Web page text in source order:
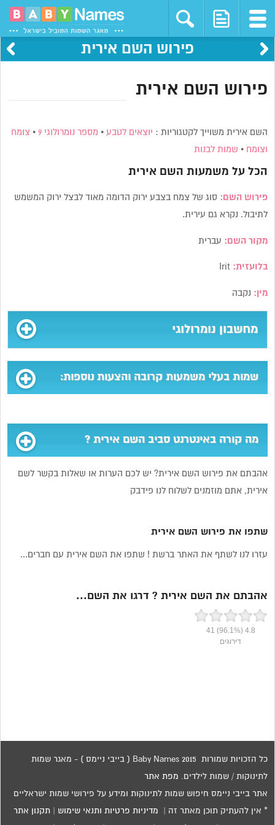
פירוש השם אירית
פירוש השם אירית
השם אירית משוייך לקטגוריות : יוצאים לטבע • מספר נומרולוגי 9 • צומח
וצומח • שמות לבנות
הכל על משמעות השם אירית
פירוש השם: סוג של צמח בצבע ירוק הדומה מאוד לבצל ירוק המשמש
לתיבול. נקרא גם עירית.
מקור השם: עברית
בלועזית: Irit
מין: נקבה
מחשבון נומרולוגי
שמות בעלי משמעות קרובה והצעות נוספות:
מה קורה באינטרנט סביב השם אירית ?
אהבתם את פירוש השם אירית? יש לכם הערות או שאלות בקשר לשם
אירית, אתם מוזמנים לשלוח לנו פידבק
שתפו את פירוש השם אירית
עזרו לנו לשתף את האתר ברשת ! שתפו את השם אירית עם חברים...
אהבתם את השם אירית ? דרגו את השם...
4.8
(96.1%)
41
דירוגים
כל הזכויות שמורות 2015 Baby Names ( בייבי ניימס ) - מאגר שמות
לתינוקות / שמות לילדים. מפת אתר
אתר בייבי ניימס חיפוש שמות לתינוקות ומידע על פירושי שמות ישראליים
* אין להעתיק תוכן מאתר זה | מדיניות פרטיות ותנאי שימוש תקנון אתר